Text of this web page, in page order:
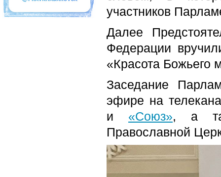
участников
Далее
Федерации
«Красота Божьего
Заседание
эфире на
и «Союз», а
Православной